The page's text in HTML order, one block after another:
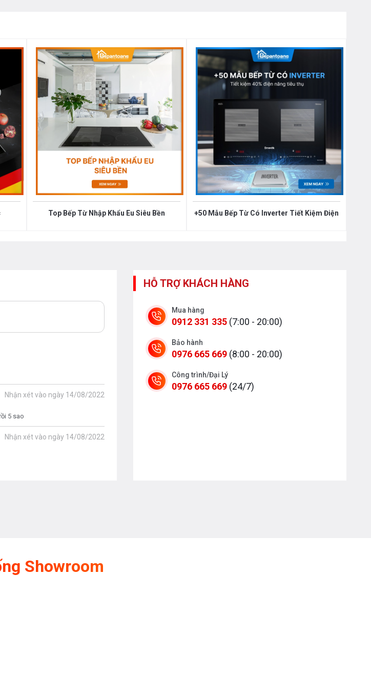
Top Bếp Từ Nhập Khẩu Eu Siêu Bền +50 Mẫu Bếp Từ Có Inverter Tiết Kiệm Điện
Nhận xét vào ngày 14/08/2022
5 sao
Nhận xét vào ngày 14/08/2022
HỖ TRỢ KHÁCH HÀNG
Mua hàng
0912 331 335 (7:00 - 20:00)
Bảo hành
0976 665 669 (8:00 - 20:00)
Công trình/Đại Lý
0976 665 669 (24/7)
Showroom